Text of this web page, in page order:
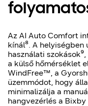
Az AI Auto Comfort
kínál⁸. A
használati
a külső hőmérséklet
WindFree™, a
üzemmódot, hogy
minimalizálja a
hangvezérlés a